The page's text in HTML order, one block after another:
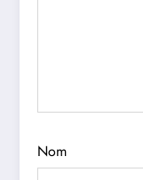
Nom